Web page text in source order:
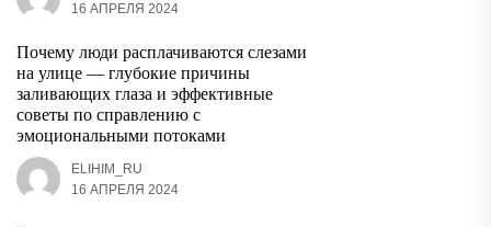
16 АПРЕЛЯ 2024
Почему люди расплачиваются слезами
на улице — глубокие причины
заливающих глаза и эффективные
советы по справлению с
эмоциональными потоками
ELIHIM_RU
16 АПРЕЛЯ 2024